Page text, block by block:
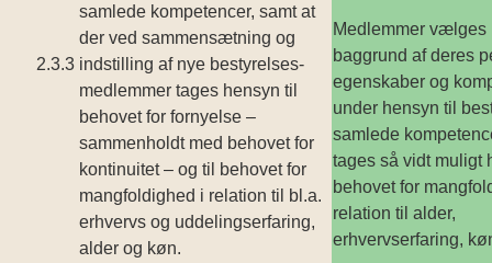
2.3.3
samlede kompetencer, samt at
der ved sammensætning og
indstilling af nye bestyrelses­
medlemmer tages hensyn til
behovet for fornyelse –
sammen­holdt med behovet for
kontinuitet – og til behovet for
mangfoldighed i relation til bl.a.
erhvervs­ og uddelingserfaring,
alder og køn.
Medlemmer vælges
baggrund af deres
egenskaber og
under hensyn til
samlede
tages så vidt muligt
behovet for
relation til alder,
erhvervserfaring,